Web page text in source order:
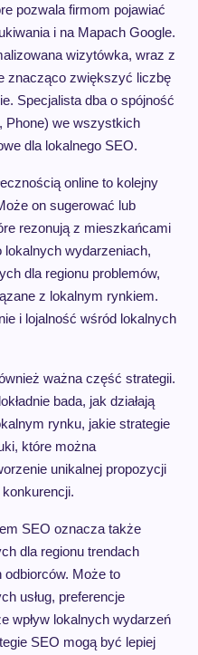
pozwala firmom pojawiać
i na Mapach Google.
wizytówka, wraz z
znacząco zwiększyć liczbę
Specjalista dba o spójność
Phone) we wszystkich
dla lokalnego SEO.
online to kolejny
on sugerować lub
rezonują z mieszkańcami
lokalnych wydarzeniach,
dla regionu problemów,
z lokalnym rynkiem.
i lojalność wśród lokalnych
ważna część strategii.
bada, jak działają
rynku, jakie strategie
które można
unikalnej propozycji
SEO oznacza także
dla regionu trendach
Może to
usług, preferencje
wpływ lokalnych wydarzeń
SEO mogą być lepiej